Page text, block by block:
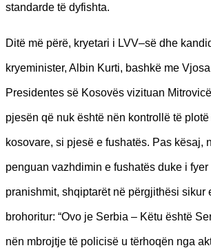
standarde të dyfishta.
Ditë më përë, kryetari i LVV–së dhe
kryeminister, Albin Kurti, bashkë me
Presidentes së Kosovës vizituan
pjesën që nuk është nën kontrollë të
kosovare, si pjesë e fushatës. Pas kësaj,
penguan vazhdimin e fushatës duke i fyer
pranishmit, shqiptarët në përgjithësi sikur
brohoritur: “Ovo je Serbia – Këtu është
nën mbrojtje të policisë u tërhoqën nga